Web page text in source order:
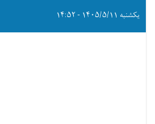
یکشنبه ۱۴۰۵/۵/۱۱ - ۱۴:۵۲